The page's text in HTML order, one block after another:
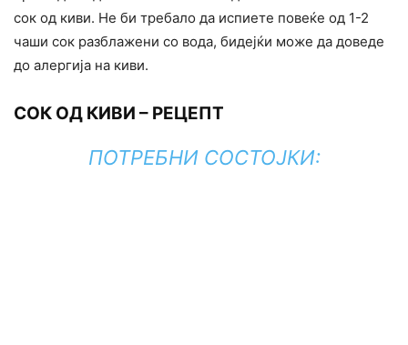
сок од киви. Не би требало да испиете повеќе од 1-2
чаши сок разблажени со вода, бидејќи може да доведе
до алергија на киви.
СОК ОД КИВИ – РЕЦЕПТ
ПОТРЕБНИ СОСТОЈКИ: